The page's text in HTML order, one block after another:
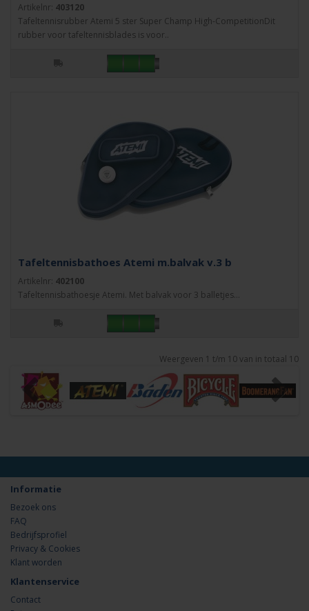
Artikelnr: 403120
Tafeltennisrubber Atemi 5 ster Super Champ High-CompetitionDit
rubber voor tafeltennisblades is voor..
Tafeltennisbathoes Atemi m.balvak v.3 b
Artikelnr: 402100
Tafeltennisbathoesje Atemi. Met balvak voor 3 balletjes...
Weergeven 1 t/m 10 van in totaal 10
Informatie
Bezoek ons
FAQ
Bedrijfsprofiel
Privacy & Cookies
Klant worden
Klantenservice
Contact